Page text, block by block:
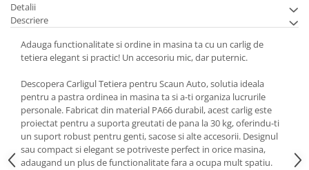
Detalii
Descriere
Adauga functionalitate si ordine in masina ta cu un carlig de
tetiera elegant si practic! Un accesoriu mic, dar puternic.
Descopera Carligul Tetiera pentru Scaun Auto, solutia ideala
pentru a pastra ordinea in masina ta si a-ti organiza lucrurile
personale. Fabricat din material PA66 durabil, acest carlig este
proiectat pentru a suporta greutati de pana la 30 kg, oferindu-ti
un suport robust pentru genti, sacose si alte accesorii. Designul
sau compact si elegant se potriveste perfect in orice masina,
adaugand un plus de functionalitate fara a ocupa mult spatiu.